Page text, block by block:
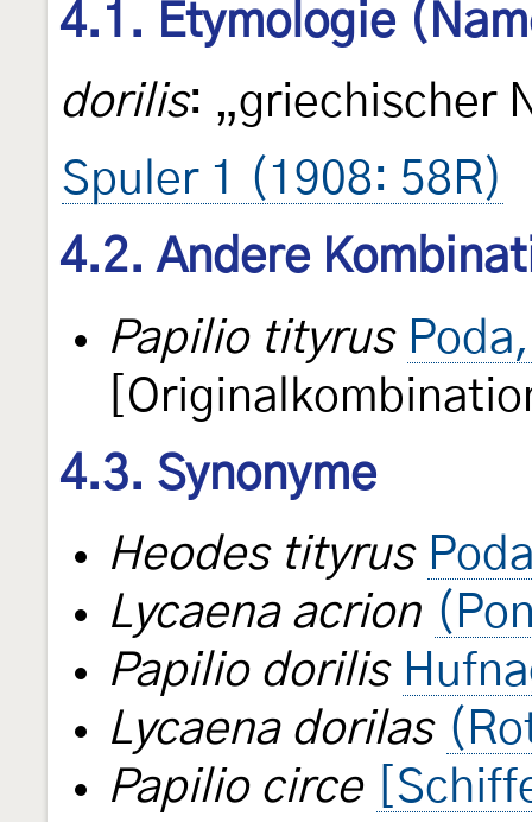
4.1. Etymologie
dorilis: „griechischer
Spuler 1 (1908: 58R)
4.2. Andere
Papilio tityrus
4.3. Synonyme
Heodes tityrus
Lycaena acrion
Papilio dorilis
Lycaena dorilas
Papilio circe